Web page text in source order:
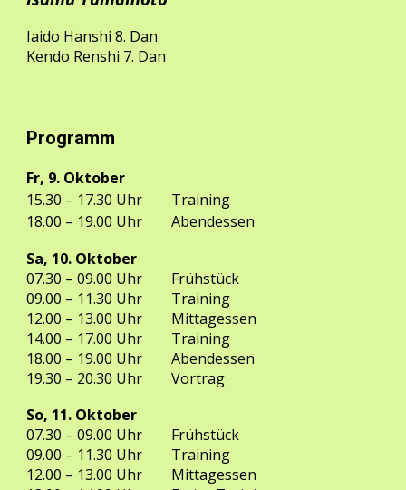
Iaido Hanshi 8. Dan
Kendo Renshi 7. Dan
Programm
Fr, 9. Oktober
15.30 – 17.30 Uhr
Training
18.00 – 19.00 Uhr
Abendessen
Sa, 10. Oktober
07.30 – 09.00 Uhr
Frühstück
09.00 – 11.30 Uhr
Training
12.00 – 13.00 Uhr
Mittagessen
14.00 – 17.00 Uhr
Training
18.00 – 19.00 Uhr
Abendessen
19.30 – 20.30 Uhr
Vortrag
So, 11. Oktober
07.30 – 09.00 Uhr
Frühstück
09.00 – 11.30 Uhr
Training
12.00 – 13.00 Uhr
Mittagessen